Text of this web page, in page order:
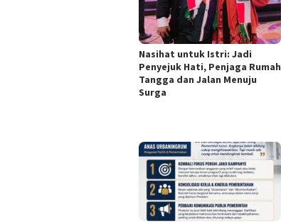
Nasihat untuk Istri: Jadi
Penyejuk Hati, Penjaga Rumah
Tangga dan Jalan Menuju
Surga